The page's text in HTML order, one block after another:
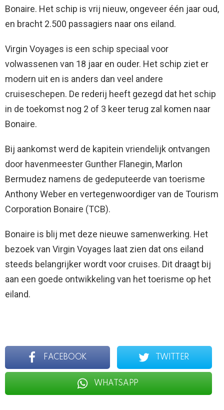
Bonaire. Het schip is vrij nieuw, ongeveer één jaar oud,
en bracht 2.500 passagiers naar ons eiland.
Virgin Voyages is een schip speciaal voor
volwassenen van 18 jaar en ouder. Het schip ziet er
modern uit en is anders dan veel andere
cruiseschepen. De rederij heeft gezegd dat het schip
in de toekomst nog 2 of 3 keer terug zal komen naar
Bonaire.
Bij aankomst werd de kapitein vriendelijk ontvangen
door havenmeester Gunther Flanegin, Marlon
Bermudez namens de gedeputeerde van toerisme
Anthony Weber en vertegenwoordiger van de Tourism
Corporation Bonaire (TCB).
Bonaire is blij met deze nieuwe samenwerking. Het
bezoek van Virgin Voyages laat zien dat ons eiland
steeds belangrijker wordt voor cruises. Dit draagt bij
aan een goede ontwikkeling van het toerisme op het
eiland.
FACEBOOK TWITTER
WHATSAPP